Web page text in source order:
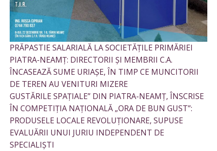
PRĂPASTIE SALARIALĂ LA SOCIETĂȚILE PRIMĂRIEI
PIATRA-NEAMȚ: DIRECTORII ȘI MEMBRII C.A.
ÎNCASEAZĂ SUME URIAȘE, ÎN TIMP CE MUNCITORII
DE TEREN AU VENITURI MIZERE
GUSTĂRILE SPAȚIALE” DIN PIATRA-NEAMȚ, ÎNSCRISE
ÎN COMPETIȚIA NAȚIONALĂ „ORA DE BUN GUST”:
PRODUSELE LOCALE REVOLUȚIONARE, SUPUSE
EVALUĂRII UNUI JURIU INDEPENDENT DE
SPECIALIȘTI